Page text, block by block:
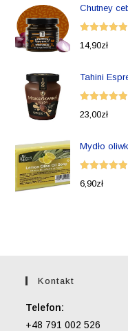
Chutney
Oceniono
14,90zł
Tahini
Oceniono
23,00zł
Mydło
Oceniono
6,90zł
Kontakt
Telefon:
+48 791 002 526